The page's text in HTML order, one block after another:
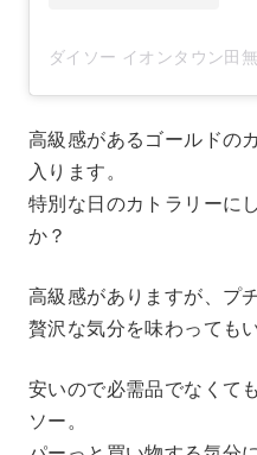
高級感があるゴールドの
入ります。
特別な日のカトラリーに
か？
高級感がありますが、プ
贅沢な気分を味わっても
安いので必需品でなくて
ソー。